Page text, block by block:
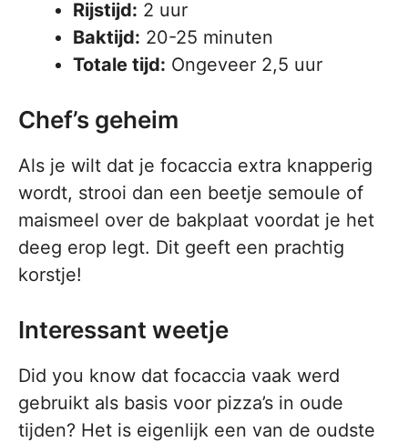
Rijstijd: 2 uur
Baktijd: 20-25 minuten
Totale tijd: Ongeveer 2,5 uur
Chef’s geheim
Als je wilt dat je focaccia extra knapperig
wordt, strooi dan een beetje semoule of
maismeel over de bakplaat voordat je het
deeg erop legt. Dit geeft een prachtig
korstje!
Interessant weetje
Did you know dat focaccia vaak werd
gebruikt als basis voor pizza’s in oude
tijden? Het is eigenlijk een van de oudste